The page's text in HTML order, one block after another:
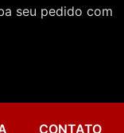
seu pedido com
CONTATO